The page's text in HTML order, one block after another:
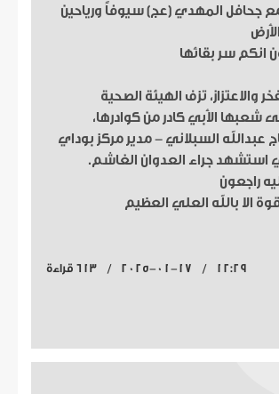
جحافل المهدي (عج) سيوفاً ورياحين
انكم سر بقائها
والاعتزاز، تزف الهيئة الصحية
شعبها الأبي كادر من كوادرها،
عبدالله السبلاني - مدير مركز بوداي
استشهد جراء العدوان الغاشم.
راجعون
الا بالله العلي العظيم
12:29 / 2025-01-17 / 613 قراءة